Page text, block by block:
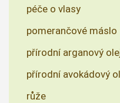
péče o vlasy
pomerančové máslo
přírodní arganový
přírodní avokádový
růže